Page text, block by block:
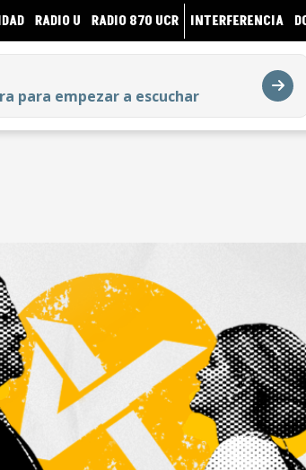
RADIO U RADIO 870 UCR INTERFERENCIA
para empezar a escuchar
para empezar a escuchar